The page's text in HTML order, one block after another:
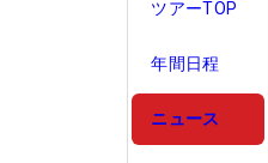
ツアーTOP
年間日程
ニュース